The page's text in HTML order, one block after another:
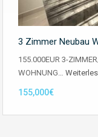
3 Zimmer Neubau
155.000EUR 3-
WOHNUNG…
155,000€